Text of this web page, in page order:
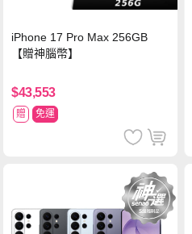
iPhone 17 Pro Max 256GB
【贈神腦幣】
$43,553
贈 免運